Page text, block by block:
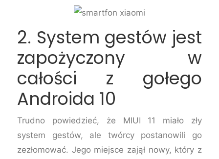
2. System gestów jest
zapożyczony w
całości z gołego
Androida 10
Trudno powiedzieć, że MIUI 11 miało zły
system gestów, ale twórcy postanowili go
zezłomować. Jego miejsce zajął nowy, który z